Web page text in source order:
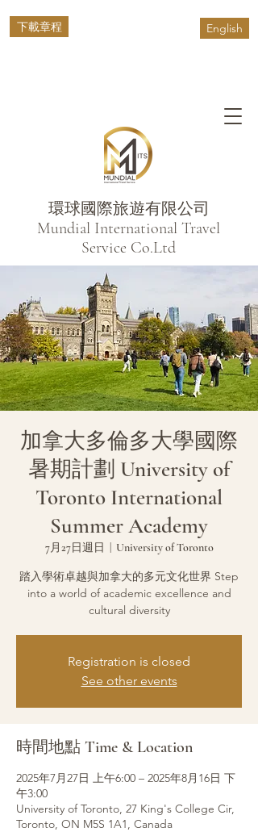
環球國際旅遊有限公司
​Mundial International Travel
Service Co.Ltd
English
下載章程
加拿大多倫多大學國際
暑期計劃 University of
Toronto International
Summer Academy
7月27日週日 University of Toronto
踏入學術卓越與加拿大的多元文化世界 Step
into a world of academic excellence and
cultural diversity
Registration is closed
See other events
時間地點 Time & Location
2025年7月27日 上午6:00 – 2025年8月16日 下
午3:00
University of Toronto, 27 King's College Cir,
Toronto, ON M5S 1A1, Canada